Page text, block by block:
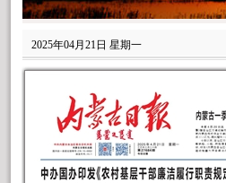
2025年04月21日 星期一